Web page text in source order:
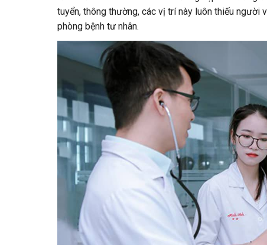
tuyển, thông thường, các vị trí này luôn thiếu
phòng bệnh tư nhân.